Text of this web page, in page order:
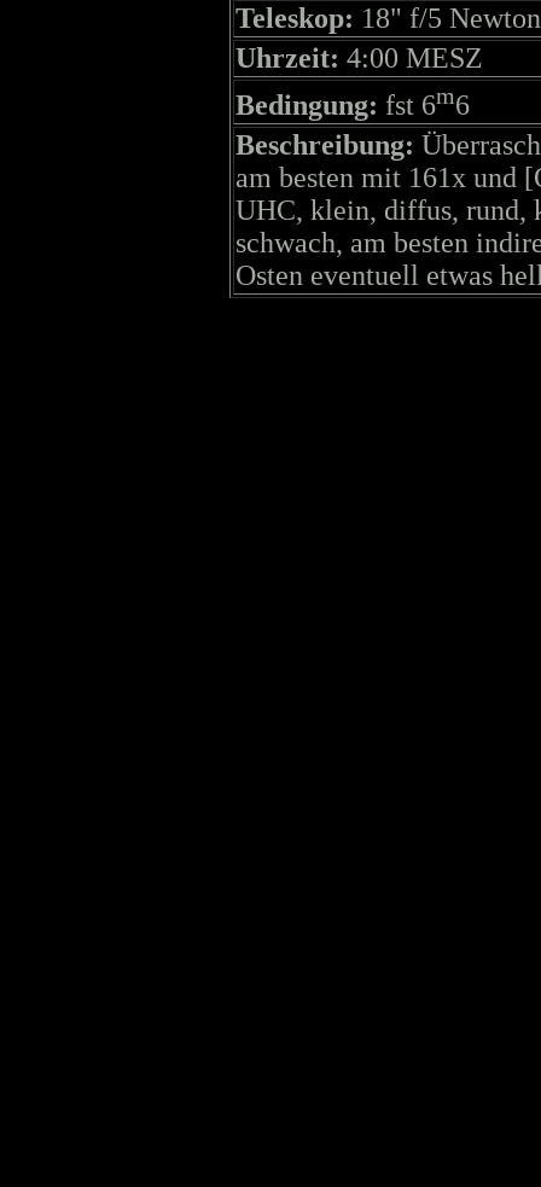
Teleskop: 18" f/5 Newton
Uhrzeit: 4:00 MESZ
Bedingung: fst 6m6
Beschreibung:
am besten mit 161x und
UHC, klein, diffus, rund,
schwach, am besten
Osten eventuell etwas